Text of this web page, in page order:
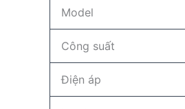
Model
Công suất
Điện áp